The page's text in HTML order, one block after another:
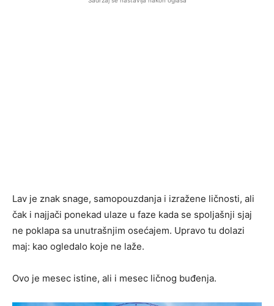
Lav je znak snage, samopouzdanja i izražene ličnosti, ali
čak i najjači ponekad ulaze u faze kada se spoljašnji sjaj
ne poklapa sa unutrašnjim osećajem. Upravo tu dolazi
maj: kao ogledalo koje ne laže.
Ovo je mesec istine, ali i mesec ličnog buđenja.